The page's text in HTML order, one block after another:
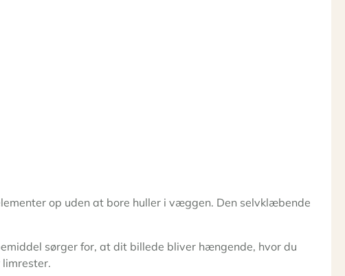
op uden at bore huller i væggen. Den selvklæbende
sørger for, at dit billede bliver hængende, hvor du